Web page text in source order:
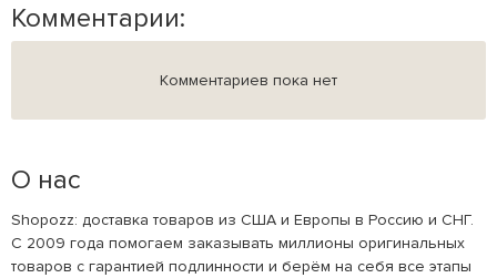
Комментарии:
Комментариев пока нет
О нас
Shopozz: доставка товаров из США и Европы в Россию и СНГ.
С 2009 года помогаем заказывать миллионы оригинальных
товаров с гарантией подлинности и берём на себя все этапы